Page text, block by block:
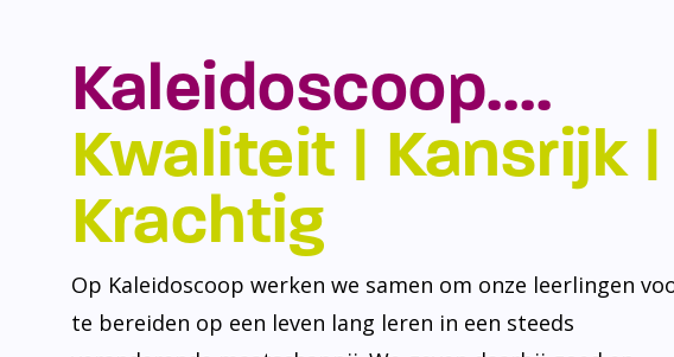
Kaleidoscoop….
Kwaliteit | Kansrijk |
Krachtig
Op Kaleidoscoop werken we samen om onze leerlingen voor
te bereiden op een leven lang leren in een steeds
veranderende maatschappij. We geven daarbij goed en